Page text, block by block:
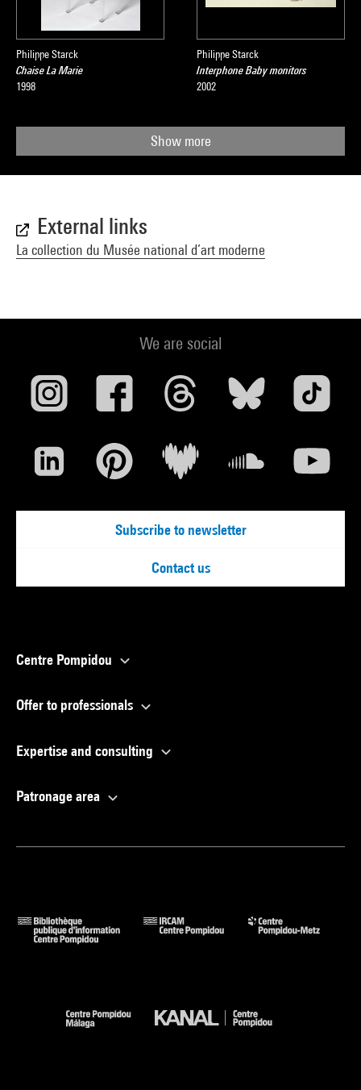
Philippe Starck
Chaise La Marie
1998
Philippe Starck
Interphone Baby monitors
2002
Show more
External links
La collection du Musée national d’art moderne
We are social
Subscribe to newsletter
Contact us
Centre Pompidou
Offer to professionals
Expertise and consulting
Patronage area